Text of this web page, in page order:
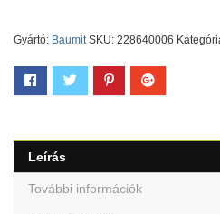
Gyártó: Baumit SKU: 228640006
Leírás
További információk